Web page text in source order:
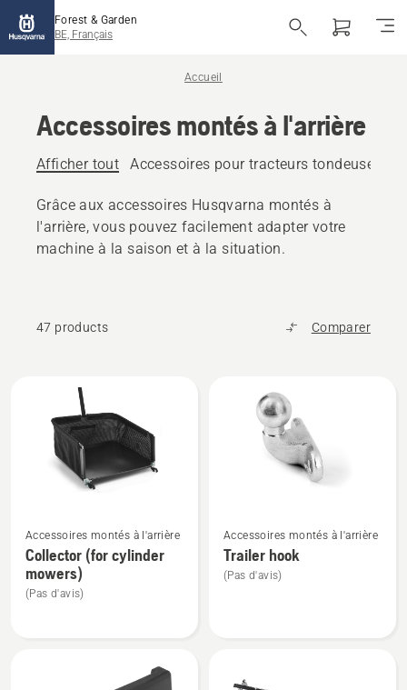
Forest & Garden
BE, Français
Accueil
Accessoires montés à l'arrière
Afficher tout Accessoires pour tracteurs tondeuses
Grâce aux accessoires Husqvarna montés à
l'arrière, vous pouvez facilement adapter votre
machine à la saison et à la situation.
47 products Comparer
produits
plus
de
détails
sur
Accessoires montés à l'arrière
Collector (for cylinder
mowers)
(Pas d'avis)
plus
détails
Accessoires montés à l'arrière
Trailer hook
(Pas d'avis)